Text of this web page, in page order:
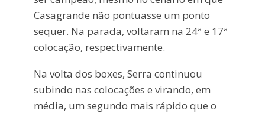
Casagrande não pontuasse um ponto
sequer. Na parada, voltaram na 24ª e 17ª
colocação, respectivamente.
Na volta dos boxes, Serra continuou
subindo nas colocações e virando, em
média, um segundo mais rápido que o